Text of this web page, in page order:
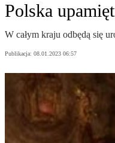
Polska
W całym kraju odbędą się
Publikacja: 08.01.2023 06:57